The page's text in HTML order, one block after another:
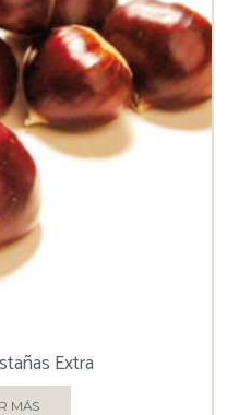
Extra
MÁS